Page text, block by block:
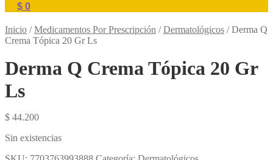
$ 0
Inicio /Medicamentos Por Prescripción /Dermatológicos /Derma Q
Crema Tópica 20 Gr Ls
Derma Q Crema Tópica 20 Gr
Ls
$ 44.200
Sin existencias